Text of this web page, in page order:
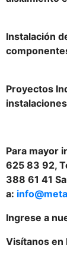
Instalación
Proyectos
Para mayor
625 83 92,
388 61 41
a:
Ingrese a
Visítanos en